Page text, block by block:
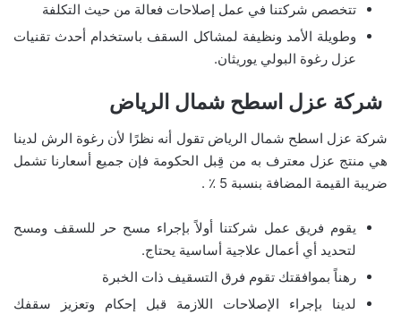
تتخصص شركتنا في عمل إصلاحات فعالة من حيث التكلفة
وطويلة الأمد ونظيفة لمشاكل السقف باستخدام أحدث تقنيات
عزل رغوة البولي يوريثان.
شركة عزل اسطح شمال الرياض
شركة عزل اسطح شمال الرياض تقول أنه نظرًا لأن رغوة الرش لدينا
هي منتج عزل معترف به من قِبل الحكومة فإن جميع أسعارنا تشمل
ضريبة القيمة المضافة بنسبة 5 ٪ .
يقوم فريق عمل شركتنا أولاً بإجراء مسح حر للسقف ومسح
لتحديد أي أعمال علاجية أساسية يحتاج.
رهناً بموافقتك تقوم فرق التسقيف ذات الخبرة
لدينا بإجراء الإصلاحات اللازمة قبل إحكام وتعزيز سقفك